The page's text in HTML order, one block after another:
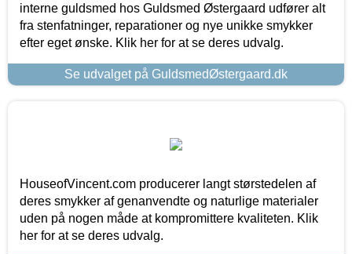
interne guldsmed hos Guldsmed Østergaard udfører alt
fra stenfatninger, reparationer og nye unikke smykker
efter eget ønske. Klik her for at se deres udvalg.
Se udvalget på GuldsmedØstergaard.dk
HouseofVincent.com producerer langt størstedelen af
deres smykker af genanvendte og naturlige materialer
uden på nogen måde at kompromittere kvaliteten. Klik
her for at se deres udvalg.